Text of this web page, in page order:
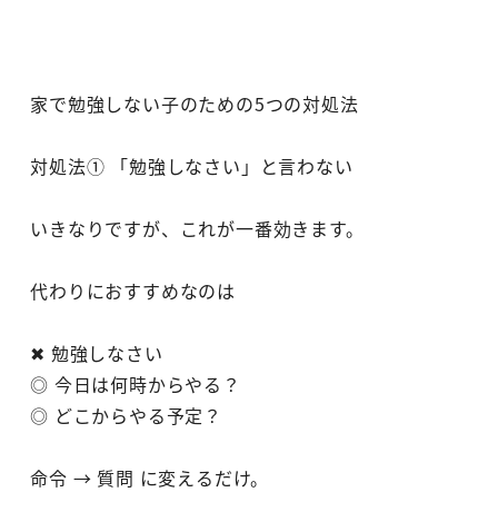
家で勉強しない子のための5つの対処法
対処法① 「勉強しなさい」と言わない
いきなりですが、これが一番効きます。
代わりにおすすめなのは
✖ 勉強しなさい
◎ 今日は何時からやる？
◎ どこからやる予定？
命令 → 質問 に変えるだけ。